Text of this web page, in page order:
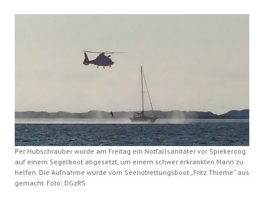
Per Hubschrauber wurde am Freitag ein Notfallsanitäter vor Spiekeroog
auf einem Segelboot abgesetzt, um einem schwer erkrankten Mann zu
helfen. Die Aufnahme wurde vom Seenotrettungsboot „Fritz Thieme“ aus
gemacht. Foto: DGzRS